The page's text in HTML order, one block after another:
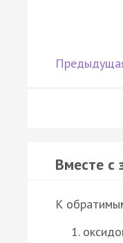
Вместе с
К